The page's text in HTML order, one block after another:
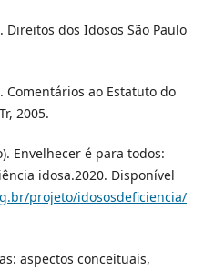
Direitos dos Idosos São Paulo
Comentários ao Estatuto do
2005.
Envelhecer é para todos:
idosa.2020. Disponível
projeto/idososdeficiencia/
aspectos conceituais,